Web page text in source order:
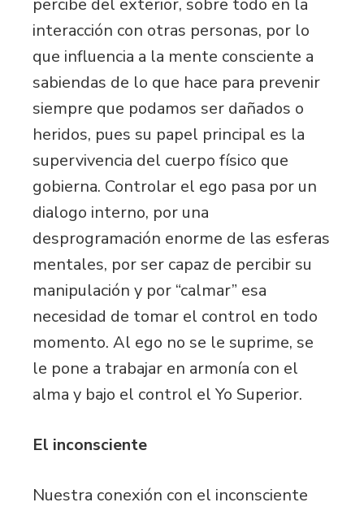
interacción con otras personas, por lo
que influencia a la mente consciente a
sabiendas de lo que hace para prevenir
siempre que podamos ser dañados o
heridos, pues su papel principal es la
supervivencia del cuerpo físico que
gobierna. Controlar el ego pasa por un
dialogo interno, por una
desprogramación enorme de las esferas
mentales, por ser capaz de percibir su
manipulación y por “calmar” esa
necesidad de tomar el control en todo
momento. Al ego no se le suprime, se
le pone a trabajar en armonía con el
alma y bajo el control el Yo Superior.
El inconsciente
Nuestra conexión con el inconsciente